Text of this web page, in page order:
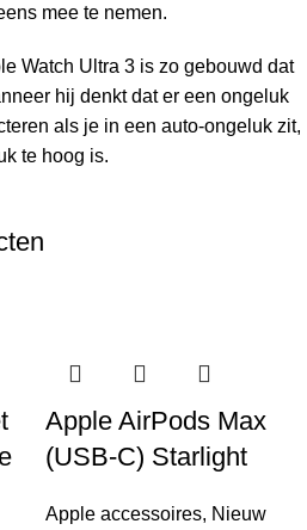
mee te nemen.
Watch Ultra 3 is zo gebouwd dat
hij denkt dat er een ongeluk
als je in een auto-ongeluk zit,
te hoog is.
Apple AirPods Max
(USB-C) Starlight
Apple accessoires, Nieuw